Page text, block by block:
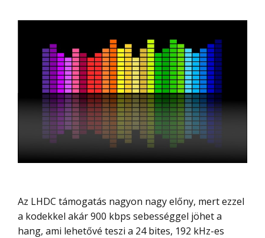
Az LHDC támogatás nagyon nagy előny, mert ezzel
a kodekkel akár 900 kbps sebességgel jöhet a
hang, ami lehetővé teszi a 24 bites, 192 kHz-es